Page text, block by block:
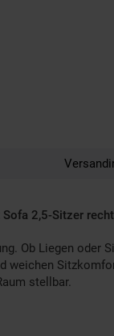
2,5-Sitzer
Ob Liegen oder
weichen
stellbar.